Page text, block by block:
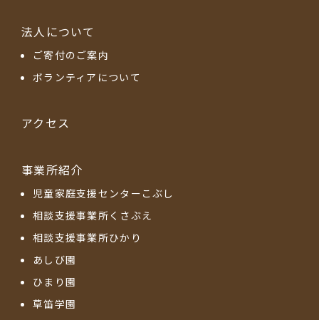
法人について
ご寄付のご案内
ボランティアについて
アクセス
事業所紹介
児童家庭支援センターこぶし
相談支援事業所くさぶえ
相談支援事業所ひかり
あしび園
ひまり園
草笛学園